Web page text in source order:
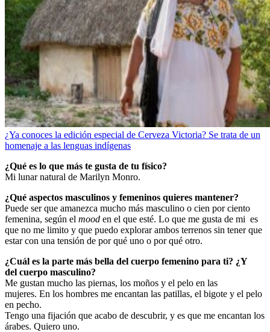
¿Ya conoces la edición especial de Cerveza Victoria? Se trata de un
homenaje a las lenguas indígenas
¿Qué es lo que más te gusta de tu físico?
Mi lunar natural de Marilyn Monro.
¿Qué aspectos masculinos y femeninos quieres mantener?
Puede ser que amanezca mucho más masculino o cien por ciento
femenina, según el mood en el que esté. Lo que me gusta de mi es
que no me limito y que puedo explorar ambos terrenos sin tener que
estar con una tensión de por qué uno o por qué otro.
¿Cuál es la parte más bella del cuerpo femenino para ti? ¿Y
del cuerpo masculino?
Me gustan mucho las piernas, los moños y el pelo en las
mujeres. En los hombres me encantan las patillas, el bigote y el pelo
en pecho.
Tengo una fijación que acabo de descubrir, y es que me encantan los
árabes. Quiero uno.